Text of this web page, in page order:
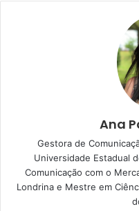
O autor do Projeto de
lei, foi o vereador
objetivo da data é
dos encontros de
existentes em Londrina.
dessas pessoas
outras pessoas, pois em
doações de alimentos e
instituições de caridade.
arrecadados 400 quilos
segundo o organizador
Ana
Gestora de
Universidade Estadual
Comunicação com o
Londrina e Mestre em